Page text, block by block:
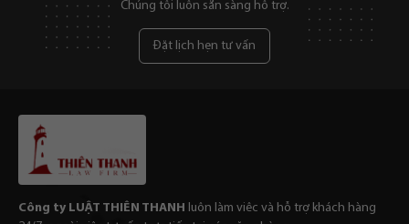
Chúng tôi luôn sẵn sàng hỗ trợ.
Đặt lịch hẹn tư vấn
Công ty LUẬT THIÊN THANH
luôn làm viêc và hỗ trợ khách hàng